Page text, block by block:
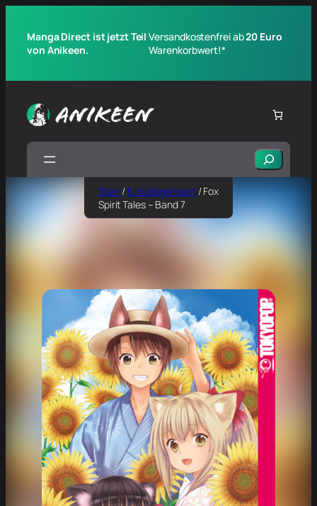
Manga Direct ist jetzt Teil
von Anikeen.
Versandkostenfrei ab20 Euro
Warenkorbwert!*
Suchen
Start/ Unkategorisiert/ Fox
Spirit Tales – Band 7